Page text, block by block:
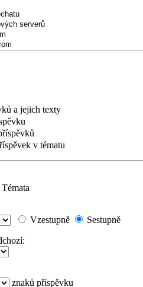
a jejich texty
v tématu
Témata
Vzestupně
Sestupně
znaků příspěvku